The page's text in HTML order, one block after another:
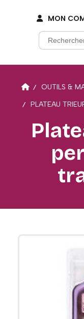
MON
OUTILS &
PLATEAU